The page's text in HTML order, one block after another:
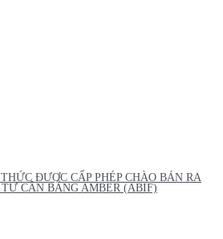
ĐƯỢC CẤP PHÉP CHÀO BÁN RA
CÂN BẰNG AMBER (ABIF)